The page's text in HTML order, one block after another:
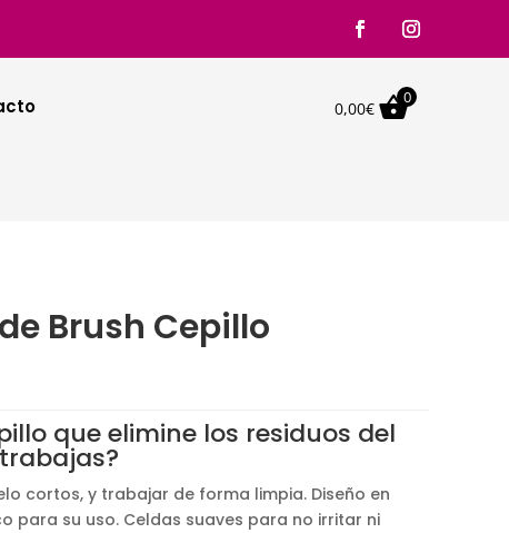
0,00€
0
Brush Cepillo
que elimine los residuos del
cortos, y trabajar de forma limpia. Diseño en
para su uso. Celdas suaves para no irritar ni